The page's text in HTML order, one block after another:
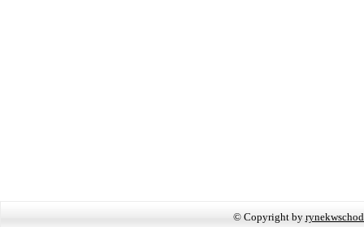
© Copyright by